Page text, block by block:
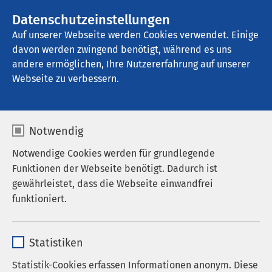
Datenschutzeinstellungen
Auf unserer Webseite werden Cookies verwendet. Einige
davon werden zwingend benötigt, während es uns
andere ermöglichen, Ihre Nutzererfahrung auf unserer
Webseite zu verbessern.
Notwendig
Notwendige Cookies werden für grundlegende
Funktionen der Webseite benötigt. Dadurch ist
gewährleistet, dass die Webseite einwandfrei
funktioniert.
Anbieter sgalinski
Statistiken
Statistik-Cookies erfassen Informationen anonym. Diese
AMEOS Klinikum Oschersleben
Aktuelles
Nachrichten